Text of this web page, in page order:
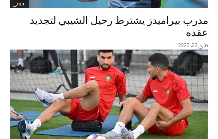
رسمي
مدرب بيراميدز يشترط رحيل الشيبي لتجديد
عقده
ماي 22, 2026